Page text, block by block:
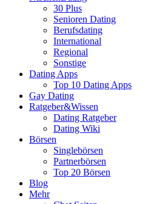
30 Plus
Senioren Dating
Berufsdating
International
Regional
Sonstige
Dating Apps
Top 10 Dating Apps
Gay Dating
Ratgeber&Wissen
Dating Ratgeber
Dating Wiki
Börsen
Singlebörsen
Partnerbörsen
Top 20 Börsen
Blog
Mehr